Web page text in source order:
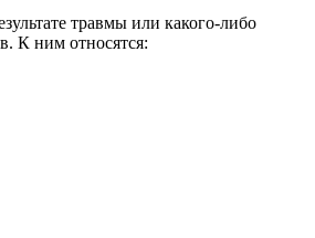
травмы или какого-либо
К ним относятся: